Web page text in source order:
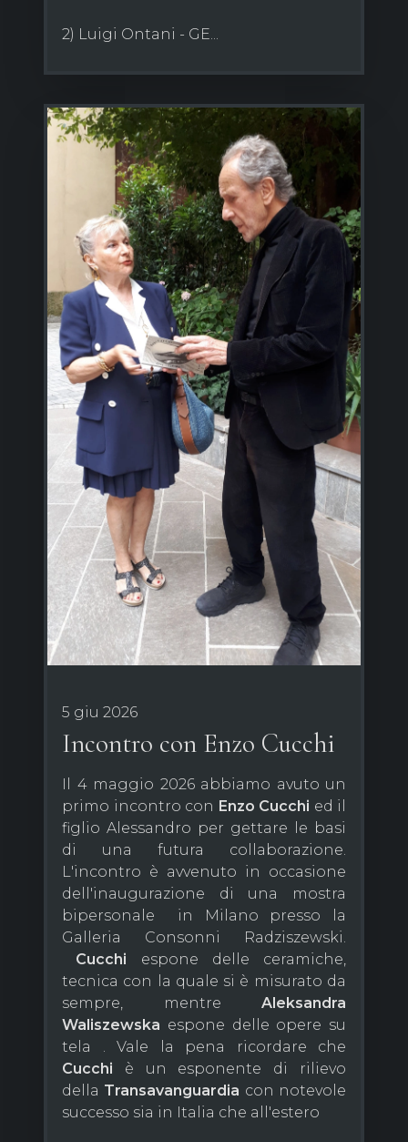
2) Luigi Ontani - GE...
5 giu 2026
Incontro con Enzo Cucchi
Il 4 maggio 2026 abbiamo avuto un
primo incontro con Enzo Cucchi ed il
figlio Alessandro per gettare le basi
di una futura collaborazione.
L'incontro è avvenuto in occasione
dell'inaugurazione di una mostra
bipersonale in Milano presso la
Galleria Consonni Radziszewski.
Cucchi espone delle ceramiche,
tecnica con la quale si è misurato da
sempre, mentre Aleksandra
Waliszewska espone delle opere su
tela . Vale la pena ricordare che
Cucchi è un esponente di rilievo
della Transavanguardia con notevole
successo sia in Italia che all'estero